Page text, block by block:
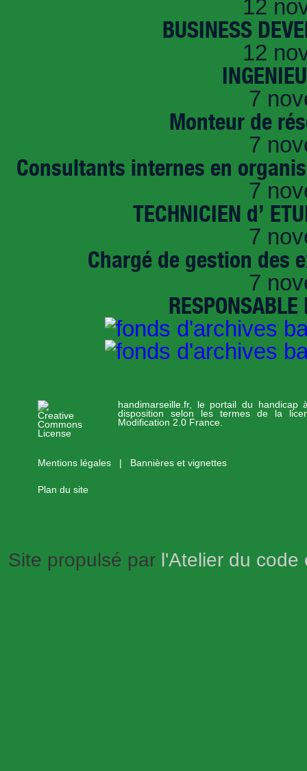
12
BUSINESS
12
7
Monteur de
7
Consultants internes en
7
TECHNICIEN d’
7
Chargé de gestion des
7
handimarseille.fr, le portail du handicap
disposition selon les termes de la
Modification 2.0 France.
Mentions légales Bannières et vignettes
Plan du site
Site propulsé par l'Atelier du